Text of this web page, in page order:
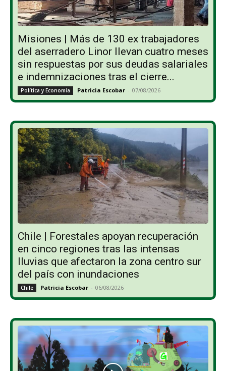
Misiones | Más de 130 ex trabajadores
del aserradero Linor llevan cuatro meses
sin respuestas por sus deudas salariales
e indemnizaciones tras el cierre...
Política y Economía Patricia Escobar - 07/08/2026
Chile | Forestales apoyan recuperación
en cinco regiones tras las intensas
lluvias que afectaron la zona centro sur
del país con inundaciones
Chile Patricia Escobar - 06/08/2026